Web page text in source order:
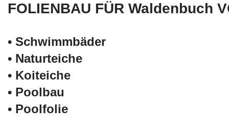
FOLIENBAU FÜR Waldenbuch
• Schwimm­bäder
• Naturteiche
• Koiteiche
• Poolbau
• Poolfolie